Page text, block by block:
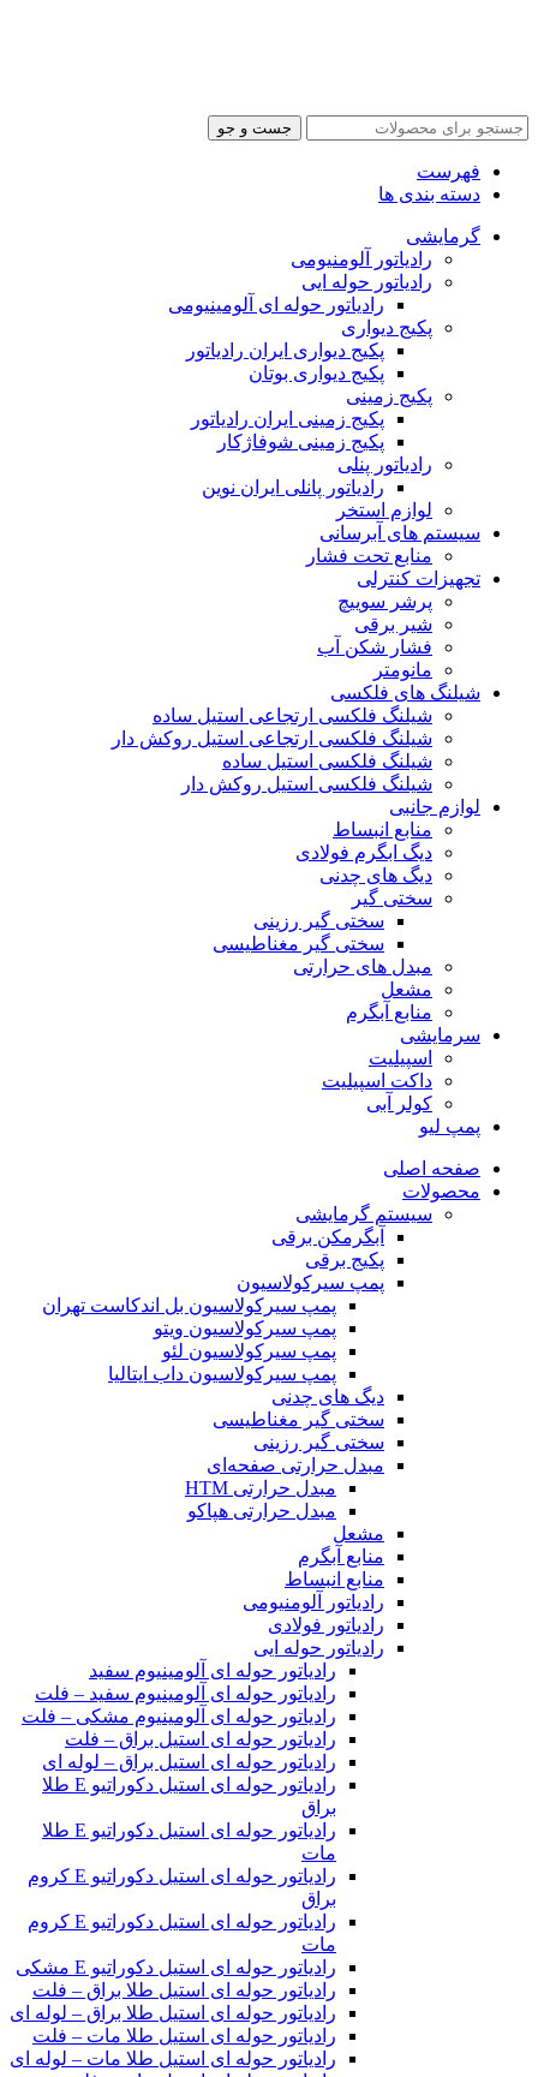
جست و جو
فهرست
دسته بندی ها
گرمایشی
رادیاتور آلومنیومی
رادیاتور حوله ایی
رادیاتور حوله ای آلومینیومی
پکیج دیواری
پکیج دیواری ایران رادیاتور
پکیج دیواری بوتان
پکیج زمینی
پکیج زمینی ایران رادیاتور
پکیج زمینی شوفاژکار
رادیاتور پنلی
رادیاتور پانلی ایران نوین
لوازم استخر
سیستم های آبرسانی
منابع تحت فشار
تجهیزات کنترلی
پرشر سوییچ
شیر برقی
فشار شکن آب
مانومتر
شیلنگ های فلکسی
شیلنگ فلکسی ارتجاعی استیل ساده
شیلنگ فلکسی ارتجاعی استیل روکش دار
شیلنگ فلکسی استیل ساده
شیلنگ فلکسی استیل روکش دار
لوازم جانبی
منابع انبساط
دیگ ابگرم فولادی
دیگ های چدنی
سختی گیر
سختی گیر رزینی
سختی گیر مغناطیسی
مبدل های حرارتی
مشعل
منابع آبگرم
سرمایشی
اسپیلیت
داکت اسپیلیت
کولر آبی
پمپ لیو
صفحه اصلی
محصولات
سیستم گرمایشی
آبگرمکن برقی
پکیج برقی
پمپ سیرکولاسیون
پمپ سیرکولاسیون بل اندکاست تهران
پمپ سیرکولاسیون ویتو
پمپ سیرکولاسیون لئو
پمپ سیرکولاسیون داب ایتالیا
دیگ های چدنی
سختی گیر مغناطیسی
سختی گیر رزینی
مبدل حرارتی صفحه‌ای
مبدل حرارتی HTM‎
مبدل حرارتی هپاکو
مشعل
منابع آبگرم
منابع انبساط
رادیاتور آلومنیومی
رادیاتور فولادی
رادیاتور حوله ایی
رادیاتور حوله ای آلومینیوم سفید
رادیاتور حوله ای آلومینیوم سفید – فلت
رادیاتور حوله ای آلومینیوم مشکی – فلت
رادیاتور حوله ای استیل براق – فلت
رادیاتور حوله ای استیل براق – لوله ای
رادیاتور حوله ای استیل دکوراتیو E طلا
براق
رادیاتور حوله ای استیل دکوراتیو E طلا
مات
رادیاتور حوله ای استیل دکوراتیو E کروم
براق
رادیاتور حوله ای استیل دکوراتیو E کروم
مات
رادیاتور حوله ای استیل دکوراتیو E مشکی
رادیاتور حوله ای استیل طلا براق – فلت
رادیاتور حوله ای استیل طلا براق – لوله ای
رادیاتور حوله ای استیل طلا مات – فلت
رادیاتور حوله ای استیل طلا مات – لوله ای